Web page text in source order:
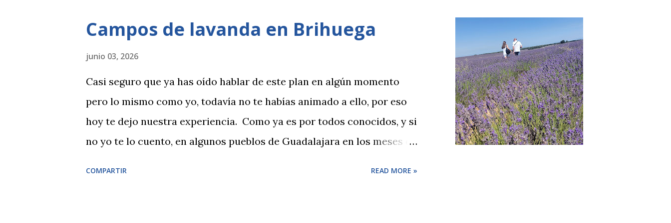
conocer Bilbao aquí te dejo unas cuantas ideas para hacer.
Campos de lavanda en Brihuega
junio 03, 2026
Casi seguro que ya has oído hablar de este plan en algún momento
pero lo mismo como yo, todavía no te habías animado a ello, por eso
hoy te dejo nuestra experiencia. Como ya es por todos conocidos, y si
no yo te lo cuento, en algunos pueblos de Guadalajara en los meses de
COMPARTIR READ MORE »